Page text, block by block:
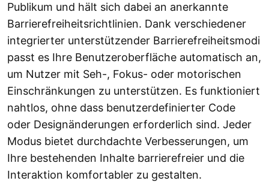
Publikum und hält sich dabei an anerkannte
Barrierefreiheitsrichtlinien. Dank verschiedener
integrierter unterstützender Barrierefreiheitsmodi
passt es Ihre Benutzeroberfläche automatisch an,
um Nutzer mit Seh-, Fokus- oder motorischen
Einschränkungen zu unterstützen. Es funktioniert
nahtlos, ohne dass benutzerdefinierter Code
oder Designänderungen erforderlich sind. Jeder
Modus bietet durchdachte Verbesserungen, um
Ihre bestehenden Inhalte barrierefreier und die
Interaktion komfortabler zu gestalten.